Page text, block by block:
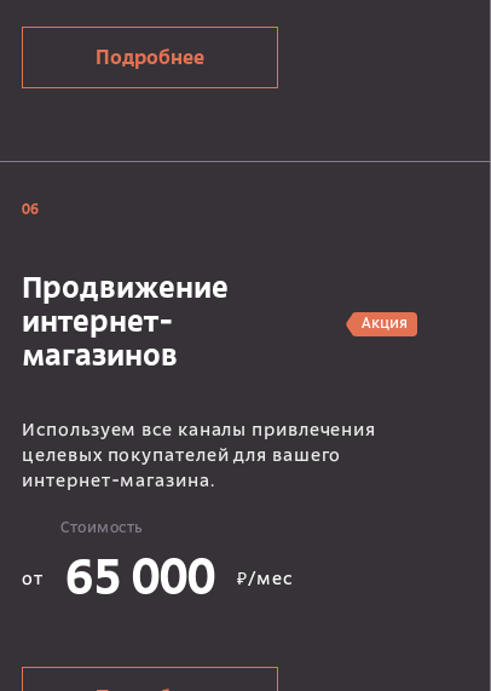
Подробнее
06
Продвижение
интернет-
магазинов
Акция
Используем все каналы привлечения
целевых покупателей для вашего
интернет-магазина.
Стоимость
от 65 000 ₽/мес